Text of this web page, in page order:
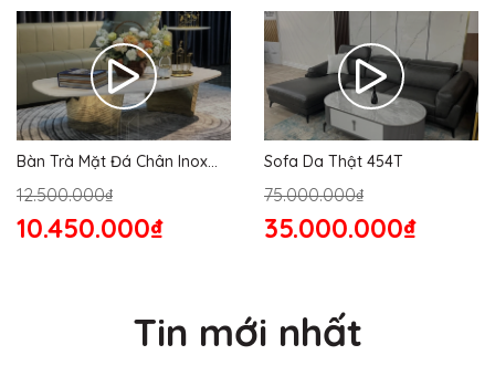
Bàn Trà Mặt Đá Chân Inox
12.500.000₫
10.450.000₫
Sofa Da Thật 454T
75.000.000₫
35.000.000₫
Tin mới nhất